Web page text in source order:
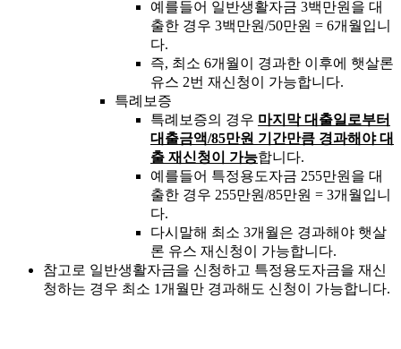
예를들어 일반생활자금 3백만원을 대
출한 경우 3백만원/50만원 = 6개월입니
다.
즉, 최소 6개월이 경과한 이후에 햇살론
유스 2번 재신청이 가능합니다.
특례보증
특례보증의 경우 마지막 대출일로부터
대출금액/85만원 기간만큼 경과해야 대
출 재신청이 가능합니다.
예를들어 특정용도자금 255만원을 대
출한 경우 255만원/85만원 = 3개월입니
다.
다시말해 최소 3개월은 경과해야 햇살
론 유스 재신청이 가능합니다.
참고로 일반생활자금을 신청하고 특정용도자금을 재신
청하는 경우 최소 1개월만 경과해도 신청이 가능합니다.